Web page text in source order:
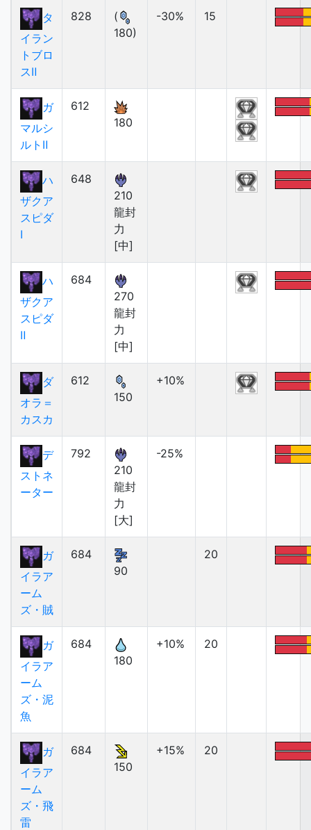
タ
イラン
トブロ
スⅡ
828
(
180)
-30% 15
ガ
マルシ
ルトⅡ
612
180
ハ
ザクア
スピダ
Ⅰ
648
210
龍封
力
[中]
ハ
ザクア
スピダ
Ⅱ
684
270
龍封
力
[中]
ダ
オラ＝
カスカ
612
150
+10%
デ
ストネ
ーター
792
210
龍封
力
[大]
-25%
ガ
イラア
ーム
ズ・賊
684
90
20
ガ
イラア
ーム
ズ・泥
魚
684
180
+10% 20
ガ
イラア
ーム
ズ・飛
雷
684
150
+15% 20